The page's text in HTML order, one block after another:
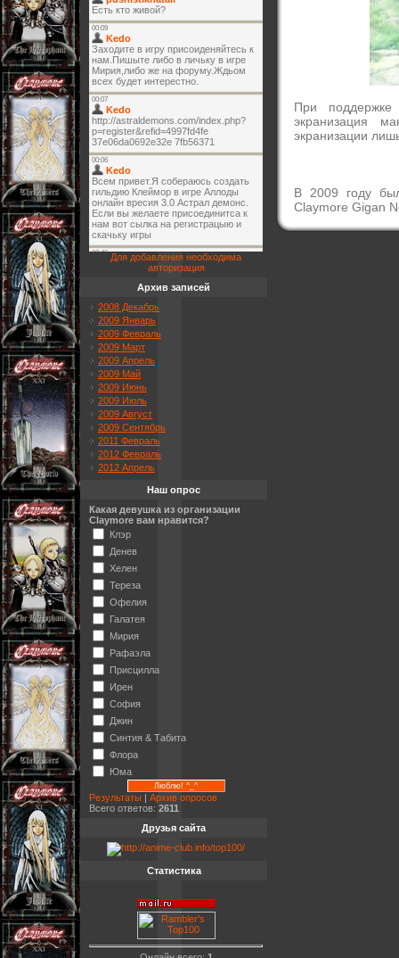
При
экранизация
экранизации
В 2009 году
Claymore Gigan
Для добавления необходима
авторизация
Архив записей
2008 Декабрь
2009 Январь
2009 Февраль
2009 Март
2009 Апрель
2009 Май
2009 Июнь
2009 Июль
2009 Август
2009 Сентябрь
2011 Февраль
2012 Февраль
2012 Апрель
Наш опрос
Какая девушка из организации
Claymore вам нравится?
Клэр
Денев
Хелен
Тереза
Офелия
Галатея
Мирия
Рафаэла
Присцилла
Ирен
София
Джин
Синтия & Табита
Флора
Юма
Результаты
Архив опросов
Всего ответов: 2611
Друзья сайта
Статистика